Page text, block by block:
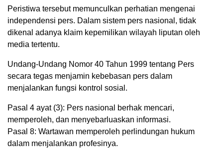
Peristiwa tersebut memunculkan perhatian mengenai
independensi pers. Dalam sistem pers nasional, tidak
dikenal adanya klaim kepemilikan wilayah liputan oleh
media tertentu.
Undang-Undang Nomor 40 Tahun 1999 tentang Pers
secara tegas menjamin kebebasan pers dalam
menjalankan fungsi kontrol sosial.
Pasal 4 ayat (3): Pers nasional berhak mencari,
memperoleh, dan menyebarluaskan informasi.
Pasal 8: Wartawan memperoleh perlindungan hukum
dalam menjalankan profesinya.